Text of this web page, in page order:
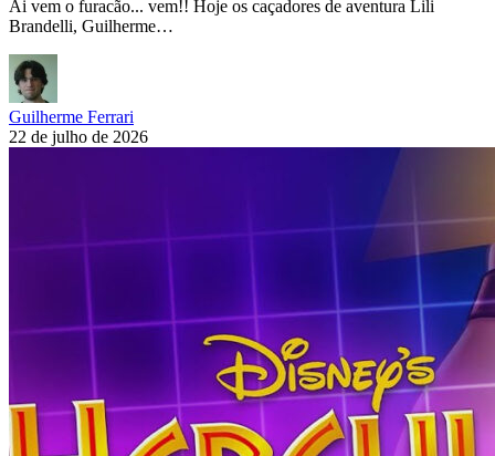
Ai vem o furacão... vem!! Hoje os caçadores de aventura Lili
Brandelli, Guilherme…
Guilherme Ferrari
22 de julho de 2026